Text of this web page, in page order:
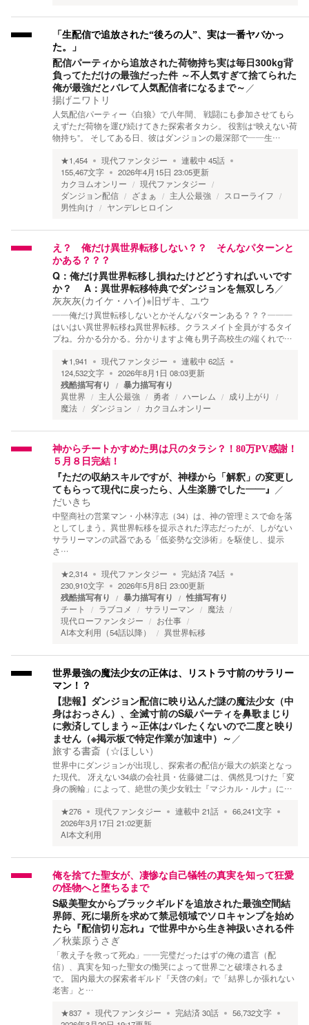
「生配信で追放された“後ろの人”、実は一番ヤバかっ
た。」
配信パーティから追放された荷物持ち実は毎日300kg背
負ってただけの最強だった件 ～不人気すぎて捨てられた
俺が最強だとバレて人気配信者になるまで～ ／
揚げニワトリ
人気配信パーティー《白狼》で八年間、 戦闘にも参加させてもら
えずただ荷物を運び続けてきた探索者タカシ。 役割は“映えない荷
物持ち”。 そしてある日、彼はダンジョンの最深部で――生…
★1,454 現代ファンタジー 連載中 45話
155,467文字 2026年4月15日 23:05更新
カクヨムオンリー
現代ファンタジー
ダンジョン配信
ざまぁ 主人公最強
スローライフ
男性向け
ヤンデレヒロイン
え？ 俺だけ異世界転移しない？？ そんなパターンと
かある？？？
Q：俺だけ異世界転移し損ねたけどどうすればいいです
か？ A：異世界転移特典でダンジョンを無双しろ／
灰灰灰(カイケ・ハイ)※旧ザキ、ユウ
――俺だけ異世転移しないとかそんなパターンある？？？―――
はいはい異世界転移ね異世界転移。クラスメイト全員がするタイ
プね。分かる分かる。分かりますよ俺も男子高校生の端くれで…
★1,941 現代ファンタジー 連載中 62話
124,532文字 2026年8月1日 08:03更新
残酷描写有り 暴力描写有り
異世界 主人公最強 勇者 ハーレム
成り上がり
魔法
ダンジョン カクヨムオンリー
神からチートかすめた男は只のタラシ？！80万PV感謝！
５月８日完結！
『ただの収納スキルですが、神様から「解釈」の変更し
てもらって現代に戻ったら、人生楽勝でした――』 ／
だいきち
中堅商社の営業マン・小林淳志（34）は、神の管理ミスで命を落
としてしまう。異世界転移を提示された淳志だったが、しがない
サラリーマンの武器である「低姿勢な交渉術」を駆使し、提示
さ…
★2,314 現代ファンタジー 完結済74話
230,910文字 2026年5月8日 23:00更新
残酷描写有り 暴力描写有り 性描写有り
チート ラブコメ サラリーマン
魔法
現代ローファンタジー
お仕事
AI本文利用（54話以降）
異世界転移
世界最強の魔法少女の正体は、リストラ寸前のサラリー
マン！？
【悲報】ダンジョン配信に映り込んだ謎の魔法少女（中
身はおっさん）、全滅寸前のS級パーティを鼻歌まじり
に救済してしまう～正体はバレたくないので二度と映り
ません（※掲示板で特定作業が加速中）～ ／
旅する書斎（☆ほしい）
世界中にダンジョンが出現し、探索者の配信が最大の娯楽となっ
た現代。 冴えない34歳の会社員・佐藤健二は、偶然見つけた「変
身の腕輪」によって、絶世の美少女戦士『マジカル・ルナ』に…
★276 現代ファンタジー 連載中 21話 66,241文字
2026年3月17日 21:02更新
AI本文利用
俺を捨てた聖女が、凄惨な自己犠牲の真実を知って狂愛
の怪物へと堕ちるまで
S級美聖女からブラックギルドを追放された最強空間結
界師、死に場所を求めて禁忌領域でソロキャンプを始め
たら『配信切り忘れ』で世界中から生き神扱いされる件
／秋葉原うさぎ
「教え子を救って死ぬ」――完璧だったはずの俺の遺言（配
信）、真実を知った聖女の慟哭によって世界ごと破壊されるま
で。 国内最大の探索者ギルド『天啓の剣』で「結界しか張れない
老害」と…
★837 現代ファンタジー 完結済30話 56,732文字